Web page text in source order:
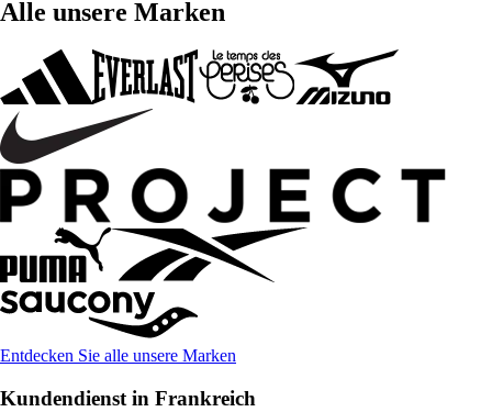
Alle unsere Marken
Entdecken Sie alle unsere Marken
Kundendienst in Frankreich